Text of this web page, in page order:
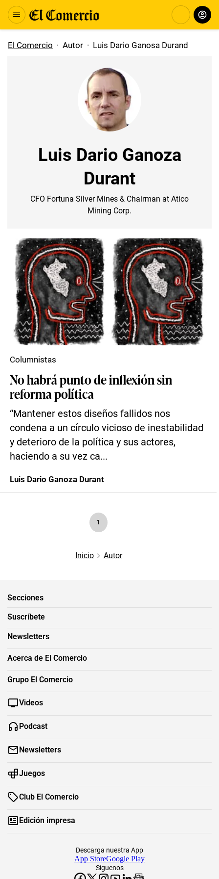
El Comercio · Autor · Luis Dario Ganosa Durand
Luis Dario Ganoza
Durant
CFO Fortuna Silver Mines & Chairman at Atico
Mining Corp.
No habrá punto de inflexión sin
reforma política
“Mantener estos diseños fallidos nos
condena a un círculo vicioso de inestabilidad
y deterioro de la política y sus actores,
haciendo a su vez ca...
Columnistas
Luis Dario Ganoza Durant
1
Inicio Autor
Secciones
Suscríbete
Newsletters
Acerca de El Comercio
Grupo El Comercio
Videos
Podcast
Newsletters
Juegos
Club El Comercio
Edición impresa
Síguenos
Descarga nuestra App
App StoreGoogle Play